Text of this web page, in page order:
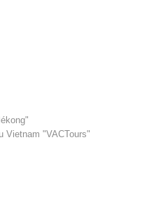
Vietnam "VACTours"